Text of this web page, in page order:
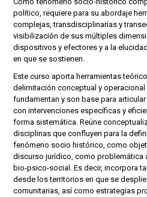
político, requiere para su abordaje
complejas, transdisciplinarias y
visibilización de sus múltiples
dispositivos y efectores y a la
en que se sostienen.
Este curso aporta herramientas
delimitación conceptual y
fundamentan y son base para
con intervenciones específicas y
forma sistemática. Reúne
disciplinas que confluyen para la
fenómeno socio histórico, como
discurso jurídico, como problemática
bio-psico-social. Es decir, incorpora
desde los territorios en que se
comunitarias, así como estrategias